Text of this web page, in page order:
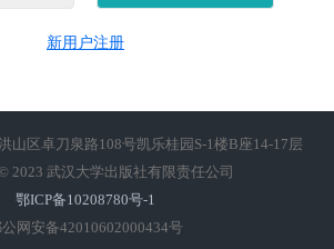
新用户注册
山区卓刀泉路108号凯乐桂园S-1楼B座14-17层
2023 武汉大学出版社有限责任公司
鄂ICP备10208780号-1
公网安备42010602000434号